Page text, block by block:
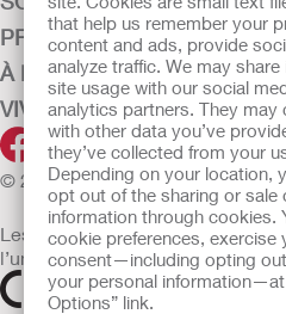
that help us remember your
content and ads, provide
analyze traffic. We may
site usage with our social
analytics partners. They
with other data you’ve
they’ve collected from your
Depending on your location,
opt out of the sharing or sale
information through cookies.
cookie preferences, exercise
consent—including opting
your personal information—at
Options” link.
PRODUITS
À PROPOS DE HOLLISTER
VIVRE+
© 2026 Hollister Incorporated
Les dispositifs médicaux vendus
l’un des symboles suivants